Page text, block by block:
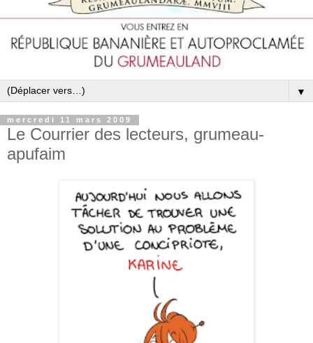
▼
mercredi 11 mars 2009
Le Courrier des lecteurs, grumeau-
apufaim